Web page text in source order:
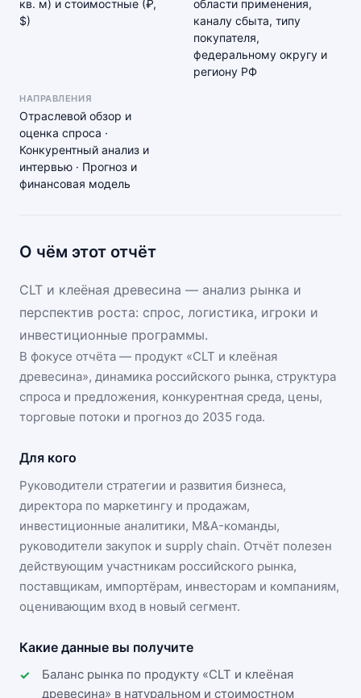
кв. м) и стоимостные (₽,
$)
области применения,
каналу сбыта, типу
покупателя,
федеральному округу и
региону РФ
НАПРАВЛЕНИЯ
Отраслевой обзор и
оценка спроса ·
Конкурентный анализ и
интервью · Прогноз и
финансовая модель
О чём этот отчёт
CLT и клеёная древесина — анализ рынка и
перспектив роста: спрос, логистика, игроки и
инвестиционные программы.
В фокусе отчёта — продукт «CLT и клеёная
древесина», динамика российского рынка, структура
спроса и предложения, конкурентная среда, цены,
торговые потоки и прогноз до 2035 года.
Для кого
Руководители стратегии и развития бизнеса,
директора по маркетингу и продажам,
инвестиционные аналитики, M&A-команды,
руководители закупок и supply chain. Отчёт полезен
действующим участникам российского рынка,
поставщикам, импортёрам, инвесторам и компаниям,
оценивающим вход в новый сегмент.
Какие данные вы получите
Баланс рынка по продукту «CLT и клеёная
древесина» в натуральном и стоимостном